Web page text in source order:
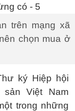
trên mạng xã
chọn mua ở
ký Hiệp hội
Việt Nam
trong những